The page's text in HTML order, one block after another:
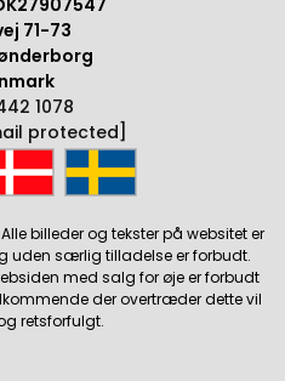
71-73
1078
protected]
billeder og tekster på websitet er
uden særlig tilladelse er forbudt.
med salg for øje er forbudt
der overtræder dette vil
retsforfulgt.